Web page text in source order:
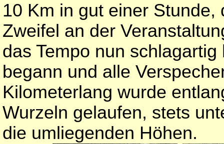
10 Km in gut einer
Zweifel an der
das Tempo nun
begann und alle
Kilometerlang wurde
Wurzeln gelaufen, stets
die umliegenden Höhen.